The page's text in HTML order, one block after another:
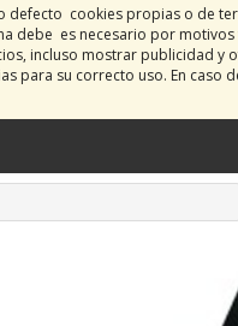
defecto cookies propias o de
debe es necesario por
incluso mostrar publicidad y
para su correcto uso. En